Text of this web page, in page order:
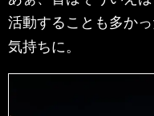
活動することも多か
気持ちに。